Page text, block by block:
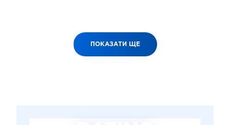
ПОКАЗАТИ ЩЕ